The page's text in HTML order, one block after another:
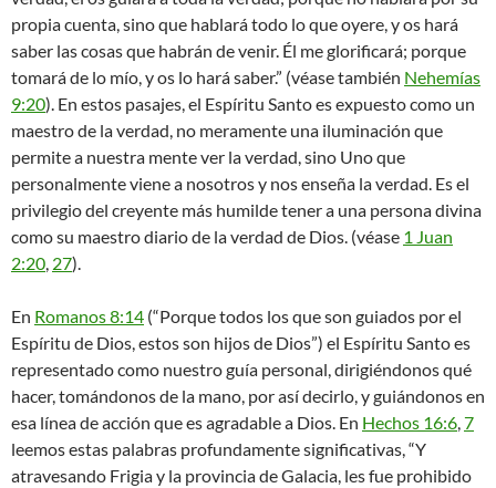
propia cuenta, sino que hablará todo lo que oyere, y os hará
saber las cosas que habrán de venir. Él me glorificará; porque
tomará de lo mío, y os lo hará saber.” (véase también Nehemías
9:20). En estos pasajes, el Espíritu Santo es expuesto como un
maestro de la verdad, no meramente una iluminación que
permite a nuestra mente ver la verdad, sino Uno que
personalmente viene a nosotros y nos enseña la verdad. Es el
privilegio del creyente más humilde tener a una persona divina
como su maestro diario de la verdad de Dios. (véase 1 Juan
2:20, 27). ​
En Romanos 8:14 (“Porque todos los que son guiados por el
Espíritu de Dios, estos son hijos de Dios”) el Espíritu Santo es
representado como nuestro guía personal, dirigiéndonos qué
hacer, tomándonos de la mano, por así decirlo, y guiándonos en
esa línea de acción que es agradable a Dios. En Hechos 16:6,7
leemos estas palabras profundamente significativas, “Y
atravesando Frigia y la provincia de Galacia, les fue prohibido